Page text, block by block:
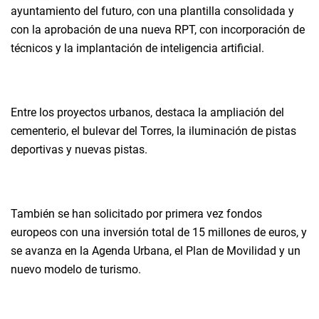
ayuntamiento del futuro, con una plantilla consolidada y
con la aprobación de una nueva RPT, con incorporación de
técnicos y la implantación de inteligencia artificial.
Entre los proyectos urbanos, destaca la ampliación del
cementerio, el bulevar del Torres, la iluminación de pistas
deportivas y nuevas pistas.
También se han solicitado por primera vez fondos
europeos con una inversión total de 15 millones de euros, y
se avanza en la Agenda Urbana, el Plan de Movilidad y un
nuevo modelo de turismo.